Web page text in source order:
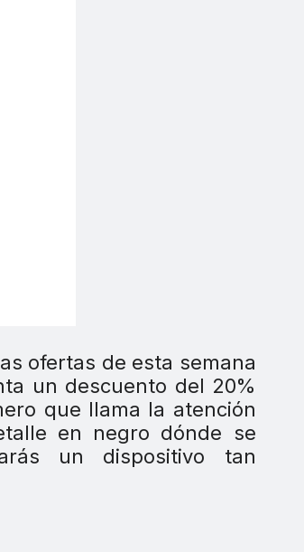
ofertas de esta semana
un descuento del 20%
que llama la atención
en negro dónde se
un dispositivo tan